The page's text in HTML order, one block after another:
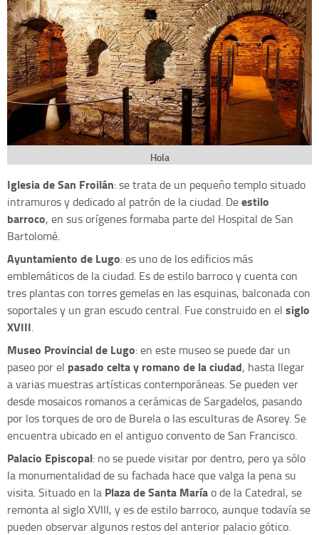
Hola
Iglesia de San Froilán: se trata de un pequeño templo situado
intramuros y dedicado al patrón de la ciudad. Deestilo
barroco, en sus orígenes formaba parte del Hospital de San
Bartolomé.
Ayuntamiento de Lugo: es uno de los edificios más
emblemáticos de la ciudad. Es de estilo barroco y cuenta con
tres plantas con torres gemelas en las esquinas, balconada con
soportales y un gran escudo central. Fue construido en el siglo
XVIII.
Museo Provincial de Lugo: en este museo se puede dar un
paseo por el pasado celta y romano de la ciudad, hasta llegar
a varias muestras artísticas contemporáneas. Se pueden ver
desde mosaicos romanos a cerámicas de Sargadelos, pasando
por los torques de oro de Burela o las esculturas de Asorey. Se
encuentra ubicado en el antiguo convento de San Francisco.
Palacio Episcopal: no se puede visitar por dentro, pero ya sólo
la monumentalidad de su fachada hace que valga la pena su
visita. Situado en la Plaza de Santa Maríao de la Catedral, se
remonta al siglo XVIII, y es de estilo barroco, aunque todavía se
pueden observar algunos restos del anterior palacio gótico.